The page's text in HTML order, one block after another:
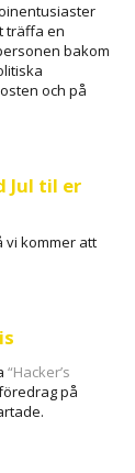
träffa en
bakom
och på
Jul til er
vi kommer att
“Hacker’s
på